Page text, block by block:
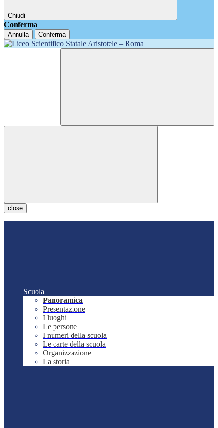
Chiudi
Conferma
Annulla Conferma
close
Scuola
Panoramica
Presentazione
I luoghi
Le persone
I numeri della scuola
Le carte della scuola
Organizzazione
La storia